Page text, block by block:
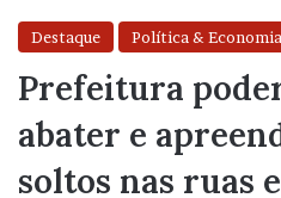
Destaque Política & Economia
Prefeitura
abater e
soltos nas ruas